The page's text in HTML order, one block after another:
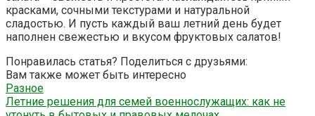
красками, сочными текстурами и натуральной
сладостью. И пусть каждый ваш летний день будет
наполнен свежестью и вкусом фруктовых салатов!
Понравилась статья? Поделиться с друзьями:
Вам также может быть интересно
Разное
Летние решения для семей военнослужащих: как не